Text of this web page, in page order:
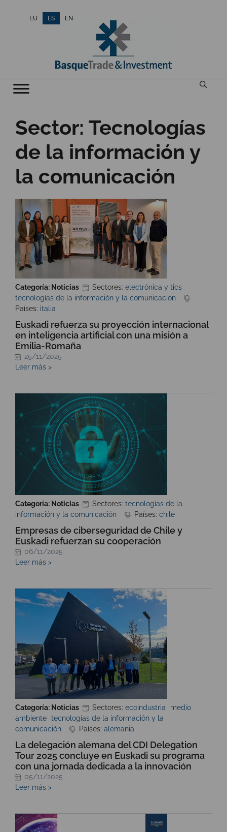
EU ES EN
Sector: Tecnologías
de la información y
la comunicación
Categoría: Noticias Sectores: electrónica y tics
tecnologías de la información y la comunicación
Países: italia
Euskadi refuerza su proyección internacional
en inteligencia artificial con una misión a
Emilia-Romaña
25/11/2025
Leer más >
Categoría: Noticias Sectores: tecnologías de la
información y la comunicación
Países: chile
Empresas de ciberseguridad de Chile y
Euskadi refuerzan su cooperación
06/11/2025
Leer más >
Categoría: Noticias Sectores: ecoindustria
medio
ambiente tecnologías de la información y la
comunicación
Países: alemania
La delegación alemana del CDI Delegation
Tour 2025 concluye en Euskadi su programa
con una jornada dedicada a la innovación
05/11/2025
Leer más >